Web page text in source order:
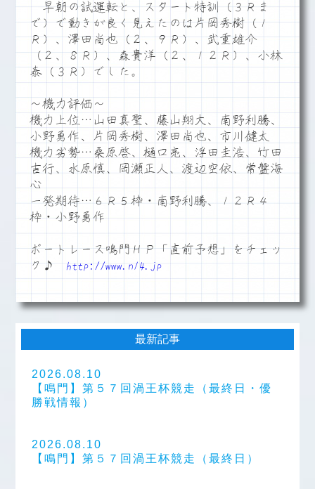
早朝の試運転と、スタート特訓（３Ｒま
で）で動きが良く見えたのは片岡秀樹（１
Ｒ）、澤田尚也（２、９Ｒ）、武重雄介
（２、８Ｒ）、森貴洋（２、１２Ｒ）、小林
泰（３Ｒ）でした。
～機力評価～
機力上位…山田真聖、藤山翔大、南野利騰、
小野勇作、片岡秀樹、澤田尚也、市川健太
機力劣勢…桑原啓、樋口亮、浮田圭浩、竹田
吉行、水原慎、岡瀬正人、渡辺空依、常盤海
心
一発期待…６Ｒ５枠・南野利騰、１２Ｒ４
枠・小野勇作
ボートレース鳴門ＨＰ「直前予想」をチェッ
ク♪
http://www.n14.jp
最新記事
2026.08.10
【鳴門】第５７回渦王杯競走（最終日・優
勝戦情報）
2026.08.10
【鳴門】第５７回渦王杯競走（最終日）